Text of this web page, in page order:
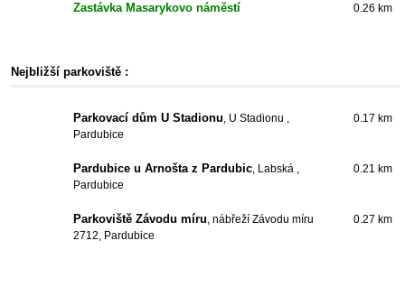
Zastávka Masarykovo náměstí 0.26 km
Nejbližší parkoviště :
Parkovací dům U Stadionu, U Stadionu ,
Pardubice
0.17 km
Pardubice u Arnošta z Pardubic, Labská ,
Pardubice
0.21 km
Parkoviště Závodu míru, nábřeží Závodu míru
2712, Pardubice
0.27 km